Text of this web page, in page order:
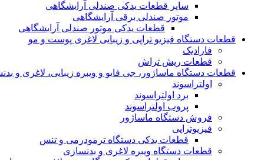
سایر قطعات یدکی صندلی آرایشگاهی
موتور صندلی برقی آرایشگاهی
قطعات یدکی موتور صندلی آرایشگاهی
قطعات دستگاه فیزیو تراپی و زیبایی لاغری پوست و مو
فارادیک
قطعات ریش تراش
قطعات دستگاه ماساژور، جی فایو و ویبره زیبایی، لاغری و
اولتراسوند
برد اولتراسوند
پروب اولتراسوند
فروش دستگاه ماساژور
فیزیوتراپی
قطعات یدکی دستگاه ترمودرمی و تنس
قطعات دستگاه ویبره لاغری و بدنسازی